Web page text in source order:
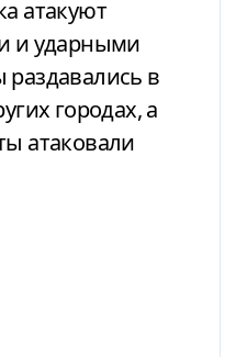
атакуют
и ударными
в
городах, а
атаковали